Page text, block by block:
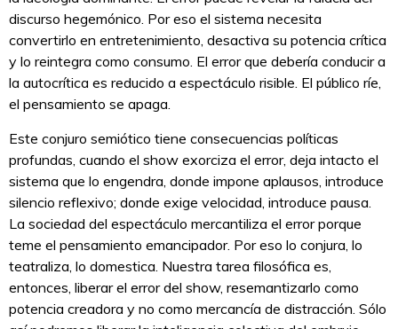
discurso hegemónico. Por eso el sistema necesita
convertirlo en entretenimiento, desactiva su potencia crítica
y lo reintegra como consumo. El error que debería conducir a
la autocrítica es reducido a espectáculo risible. El público ríe,
el pensamiento se apaga.
Este conjuro semiótico tiene consecuencias políticas
profundas, cuando el show exorciza el error, deja intacto el
sistema que lo engendra, donde impone aplausos, introduce
silencio reflexivo; donde exige velocidad, introduce pausa.
La sociedad del espectáculo mercantiliza el error porque
teme el pensamiento emancipador. Por eso lo conjura, lo
teatraliza, lo domestica. Nuestra tarea filosófica es,
entonces, liberar el error del show, resemantizarlo como
potencia creadora y no como mercancía de distracción. Sólo